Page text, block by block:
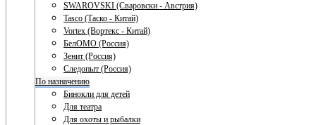
SWAROVSKI (Сваровски - Австрия)
Tasco (Таско - Китай)
Vortex (Вортекс - Китай)
БелОМО (Россия)
Зенит (Россия)
Следопыт (Россия)
По назначению
Бинокли для детей
Для театра
Для охоты и рыбалки